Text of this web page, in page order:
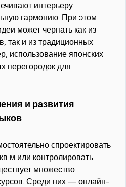
интерьеру
гармонию. При этом
может черпать как из
так и из традиционных
использование японских
перегородок для
и развития
спроектировать
м или контролировать
множество
Среди них — онлайн-